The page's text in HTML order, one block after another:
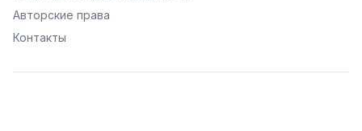
Авторские права
Контакты